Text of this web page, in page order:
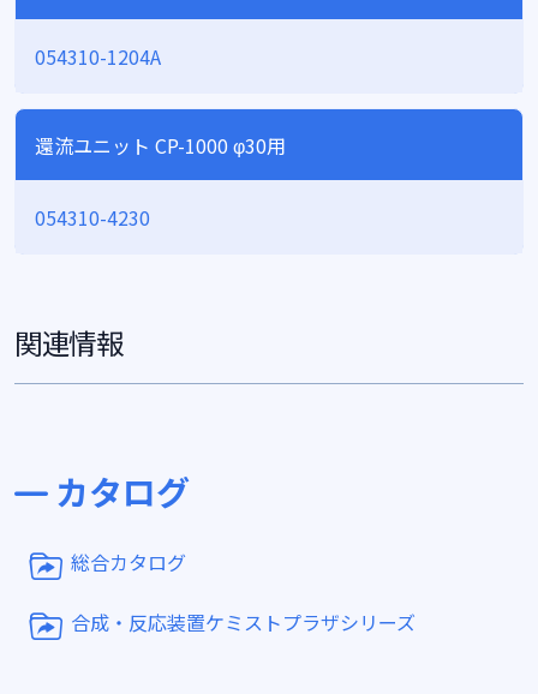
054310-1204A
還流ユニット CP-1000 φ30用
054310-4230
関連情報
カタログ
総合カタログ
合成・反応装置ケミストプラザシリーズ